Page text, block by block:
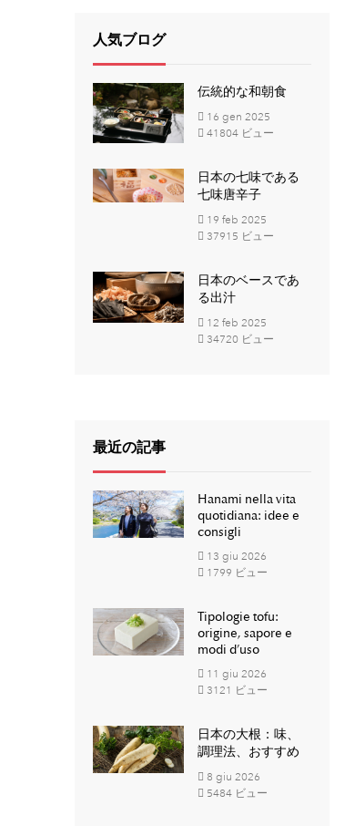
人気ブログ
伝統的な和朝食
16 gen 2025
41804 ビュー
日本の七味である
七味唐辛子
19 feb 2025
37915 ビュー
日本のベースであ
る出汁
12 feb 2025
34720 ビュー
最近の記事
Hanami nella vita
quotidiana: idee e
consigli
13 giu 2026
1799 ビュー
Tipologie tofu:
origine, sapore e
modi d’uso
11 giu 2026
3121 ビュー
日本の大根：味、
調理法、おすすめ
8 giu 2026
5484 ビュー